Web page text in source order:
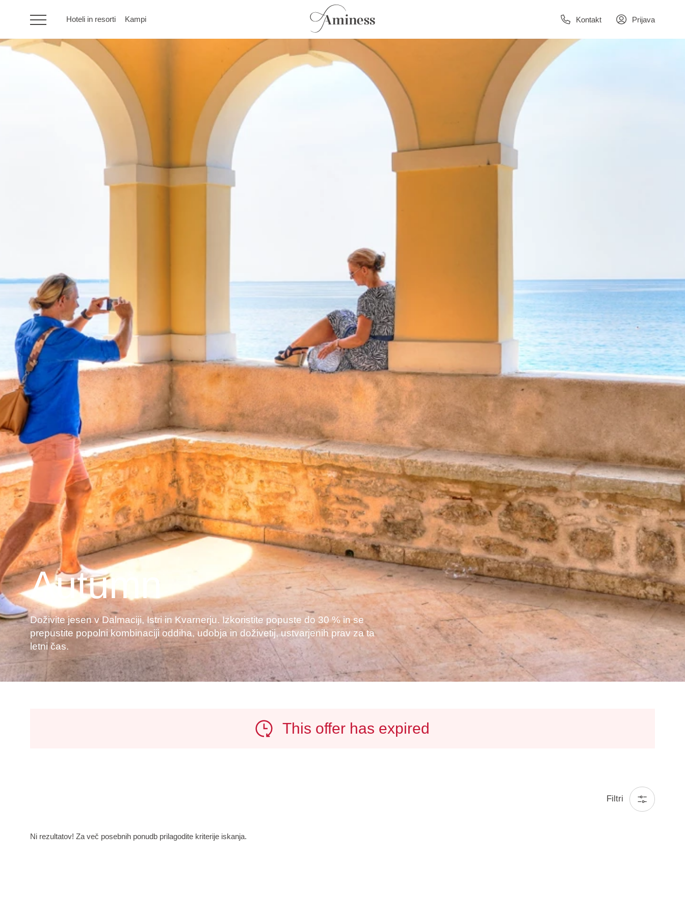
Hoteli in resorti Kampi Kontakt Prijava
HR
Hoteli in resorti
Posebne ponudbe
Destinacije
Autumn
Doživite jesen v Dalmaciji, Istri in Kvarnerju. Izkoristite popuste do 30 % in se
prepustite popolni kombinaciji oddiha, udobja in doživetij, ustvarjenih prav za ta
letni čas.
This offer has expired
Filtri
Ni rezultatov! Za več posebnih ponudb prilagodite kriterije iskanja.